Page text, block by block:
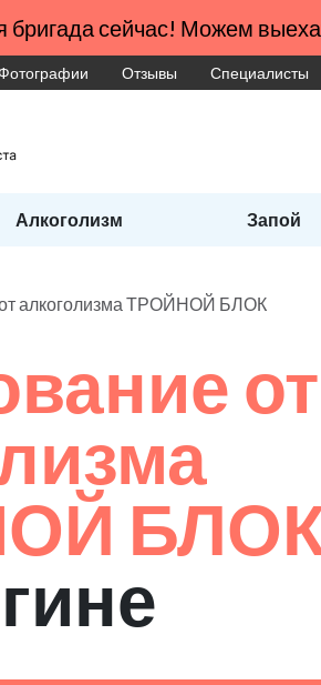
сейчас! Можем
Отзывы Специалисты
Алкоголизм Запой
алкоголизма ТРОЙНОЙ БЛОК
от